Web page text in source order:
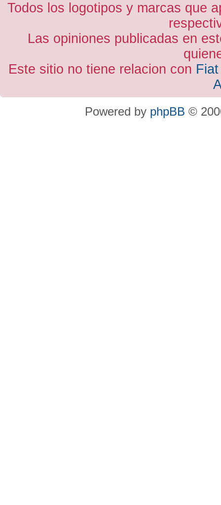
Todos los logotipos y marcas que
Las opiniones publicadas en
Este sitio no tiene relacion con
Powered by phpBB ©